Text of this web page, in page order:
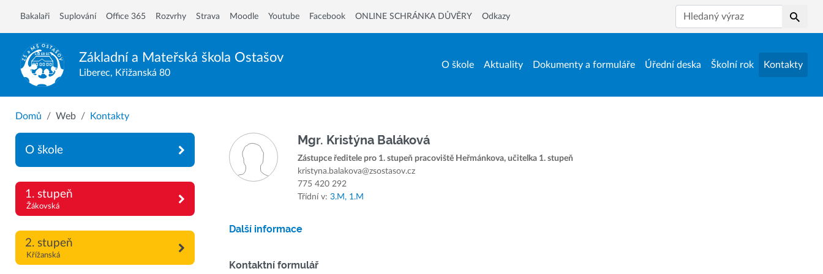
Základní a Mateřská škola Ostašov
Liberec, Křižanská 80
O škole Aktuality Dokumenty a formuláře Úřední deska Školní rok Kontakty
Bakalaři Suplování Office 365 Rozvrhy Strava Moodle Youtube Facebook ONLINE SCHRÁNKA DŮVĚRY Odkazy
Hledat
Domů Web Kontakty
O škole
1. stupeň
Žákovská
2. stupeň
Křížanská
Mgr. Kristýna Baláková
Zástupce ředitele pro 1. stupeň pracoviště Heřmánkova, učitelka 1. stupeň
kristyna.balakova@zsostasov.cz
775 420 292
Třídní v:3.M, 1.M
Další informace
Kontaktní formulář